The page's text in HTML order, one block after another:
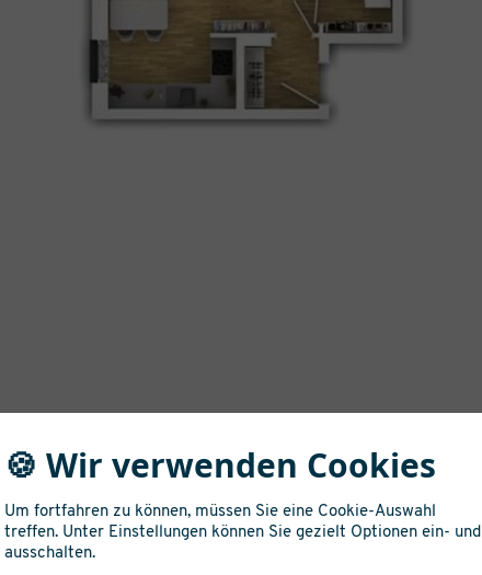
🍪 Wir verwenden Cookies
Um fortfahren zu können, müssen Sie eine Cookie-Auswahl
treffen. Unter Einstellungen können Sie gezielt Optionen ein- und
ausschalten.